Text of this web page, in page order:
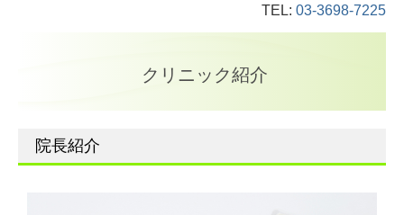
高血圧
TEL: 03-3698-7225
クリニック紹介
院長紹介